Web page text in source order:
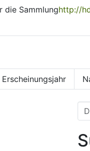
die Sammlunghttp://
Erscheinungsjahr